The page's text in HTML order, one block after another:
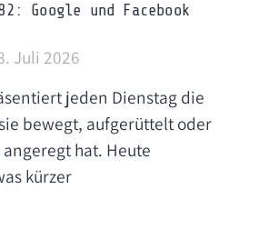
Google und Facebook
Juli 2026
jeden Dienstag die
bewegt, aufgerüttelt oder
hat. Heute
kürzer